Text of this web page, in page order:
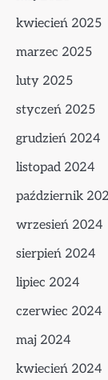
kwiecień 2025
marzec 2025
luty 2025
styczeń 2025
grudzień 2024
listopad 2024
październik
wrzesień 2024
sierpień 2024
lipiec 2024
czerwiec 2024
maj 2024
kwiecień 2024